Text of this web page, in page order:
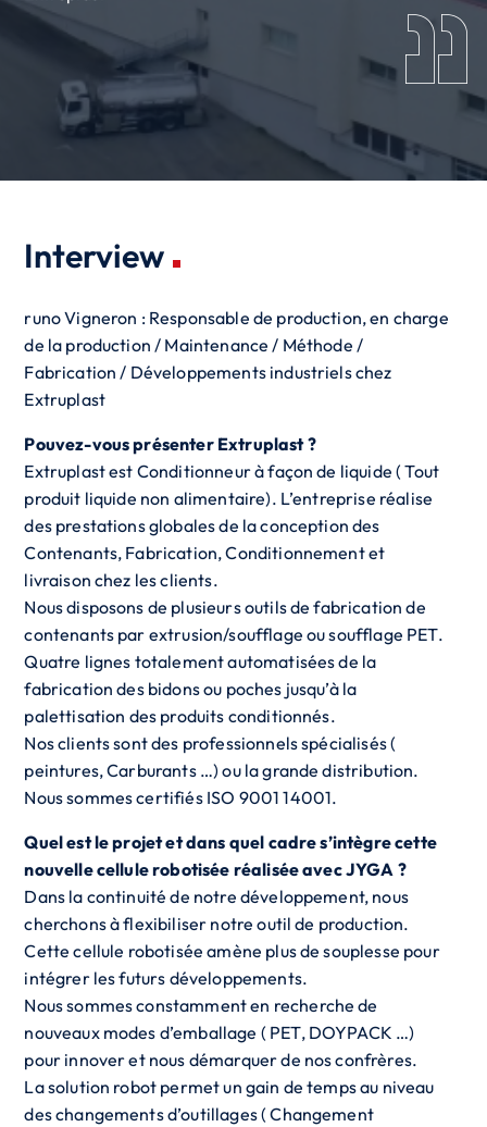
Interview
runo Vigneron : Responsable de production, en charge
de la production / Maintenance / Méthode /
Fabrication / Développements industriels chez
Extruplast
Pouvez-vous présenter Extruplast ?
Extruplast est Conditionneur à façon de liquide ( Tout
produit liquide non alimentaire). L’entreprise réalise
des prestations globales de la conception des
Contenants, Fabrication, Conditionnement et
livraison chez les clients.
Nous disposons de plusieurs outils de fabrication de
contenants par extrusion/soufflage ou soufflage PET.
Quatre lignes totalement automatisées de la
fabrication des bidons ou poches jusqu’à la
palettisation des produits conditionnés.
Nos clients sont des professionnels spécialisés (
peintures, Carburants …) ou la grande distribution.
Nous sommes certifiés ISO 9001 14001.
Quel est le projet et dans quel cadre s’intègre cette
nouvelle cellule robotisée réalisée avec JYGA ?
Dans la continuité de notre développement, nous
cherchons à flexibiliser notre outil de production.
Cette cellule robotisée amène plus de souplesse pour
intégrer les futurs développements.
Nous sommes constamment en recherche de
nouveaux modes d’emballage ( PET, DOYPACK …)
pour innover et nous démarquer de nos confrères.
La solution robot permet un gain de temps au niveau
des changements d’outillages ( Changement